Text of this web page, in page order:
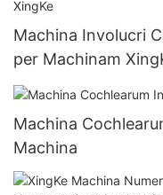
Machina Involucri
per Machinam
Machina
Machina